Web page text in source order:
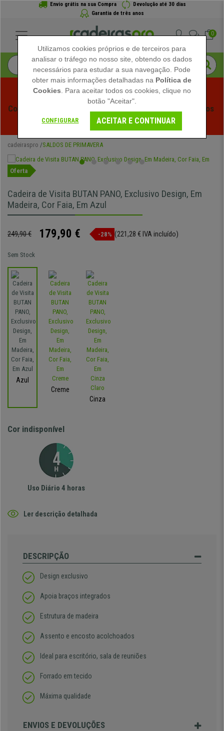
Envio grátis na sua Compra
Devolução até 30 dias
Garantia de três anos
0
Começam os Saldos de Verão em Cadeiraspro! Descontos
Exclusivos por Tempo Limitado - Ver Promoção
cadeiraspro SALDOS DE PRIMAVERA
Oferta
Cadeira de Visita BUTAN PANO, Exclusivo Design, Em
Madeira, Cor Faia, Em Azul
249,90 € 179,90 € -28% (221,28 € IVA incluído)
Sem Stock
Azul
Creme
Cinza
Cor indisponível
Uso Diário 4 horas
Ler descrição detalhada
DESCRIPÇÃO
Design exclusivo
Apoia braços integrados
Estrutura de madeira
Assento e encosto acolchoados
Ideal para escritório, sala de reuniões
Forrado em tecido
Máxima qualidade
ENVIOS E DEVOLUÇÕES
Utilizamos cookies próprios e de terceiros para
analisar o tráfego no nosso site, obtendo os dados
necessários para estudar a sua navegação. Pode
obter mais informações detalhadas na Política de
Cookies . Para aceitar todos os cookies, clique no
botão "Aceitar".
CONFIGURAR ACEITAR E CONTINUAR